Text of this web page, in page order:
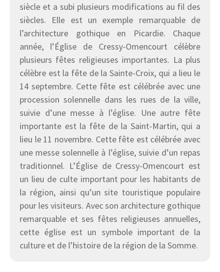
siècle et a subi plusieurs modifications au fil des
siècles. Elle est un exemple remarquable de
l’architecture gothique en Picardie. Chaque
année, l’Église de Cressy-Omencourt célèbre
plusieurs fêtes religieuses importantes. La plus
célèbre est la fête de la Sainte-Croix, qui a lieu le
14 septembre. Cette fête est célébrée avec une
procession solennelle dans les rues de la ville,
suivie d’une messe à l’église. Une autre fête
importante est la fête de la Saint-Martin, qui a
lieu le 11 novembre. Cette fête est célébrée avec
une messe solennelle à l’église, suivie d’un repas
traditionnel. L’Église de Cressy-Omencourt est
un lieu de culte important pour les habitants de
la région, ainsi qu’un site touristique populaire
pour les visiteurs. Avec son architecture gothique
remarquable et ses fêtes religieuses annuelles,
cette église est un symbole important de la
culture et de l’histoire de la région de la Somme.